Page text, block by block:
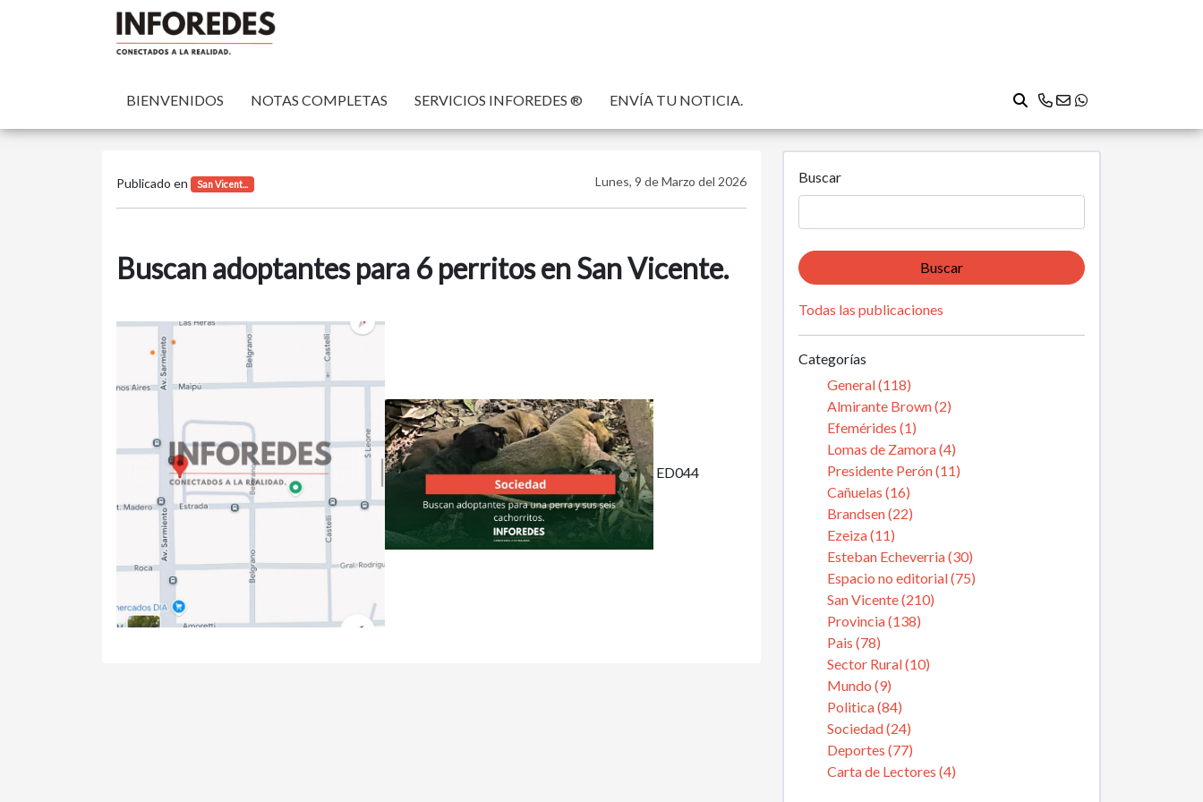
BIENVENIDOS NOTAS COMPLETAS SERVICIOS INFOREDES ® ENVÍA TU NOTICIA.
Publicado en San Vicent... Lunes, 9 de Marzo del 2026
Buscan adoptantes para 6 perritos en San Vicente.
ED044
Buscar
Buscar
Todas las publicaciones
Categorías
General (118)
Almirante Brown (2)
Efemérides (1)
Lomas de Zamora (4)
Presidente Perón (11)
Cañuelas (16)
Brandsen (22)
Ezeiza (11)
Esteban Echeverria (30)
Espacio no editorial (75)
San Vicente (210)
Provincia (138)
Pais (78)
Sector Rural (10)
Mundo (9)
Politica (84)
Sociedad (24)
Deportes (77)
Carta de Lectores (4)